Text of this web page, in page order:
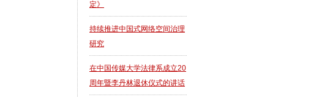
定》
持续推进中国式网络空间治理
研究
在中国传媒大学法律系成立20
周年暨李丹林退休仪式的讲话